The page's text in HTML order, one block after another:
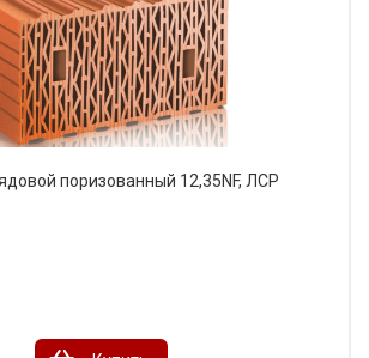
поризованный 12,35NF, ЛСР